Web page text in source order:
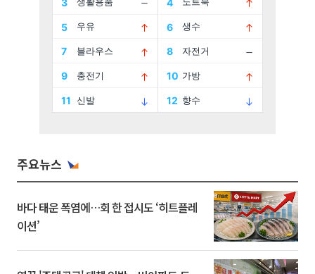
주요뉴스
바다 태운 폭염에…회 한 접시도 ‘히트플레
이션’